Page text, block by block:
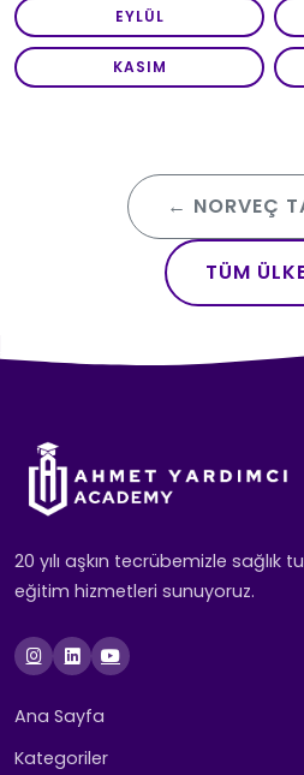
EYLÜL
KASIM
← NORVEÇ
TÜM
20 yılı aşkın tecrübemizle sağlık
eğitim hizmetleri sunuyoruz.
Ana Sayfa
Kategoriler